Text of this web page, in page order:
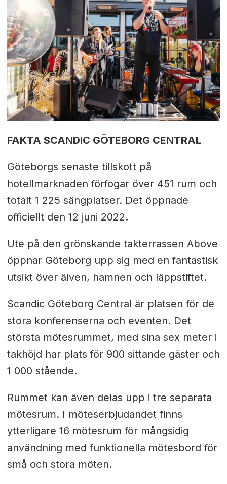
FAKTA SCANDIC GÖTEBORG CENTRAL
Göteborgs senaste tillskott på
hotellmarknaden förfogar över 451 rum och
totalt 1 225 sängplatser. Det öppnade
officiellt den 12 juni 2022.
Ute på den grönskande takterrassen Above
öppnar Göteborg upp sig med en fantastisk
utsikt över älven, hamnen och läppstiftet.
Scandic Göteborg Central är platsen för de
stora konferenserna och eventen. Det
största mötesrummet, med sina sex meter i
takhöjd har plats för 900 sittande gäster och
1 000 stående.
Rummet kan även delas upp i tre separata
mötesrum. I möteserbjudandet finns
ytterligare 16 mötesrum för mångsidig
användning med funktionella mötesbord för
små och stora möten.